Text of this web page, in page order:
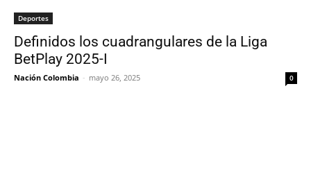
Deportes
Definidos los cuadrangulares de la Liga
BetPlay 2025-I
Nación Colombia - mayo 26, 2025 0